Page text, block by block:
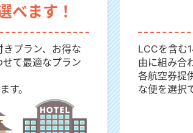
べます！
プラン、お得な
て最適なプラン
す。
LCCを含む
由に組み合
各航空券提
な便を選択